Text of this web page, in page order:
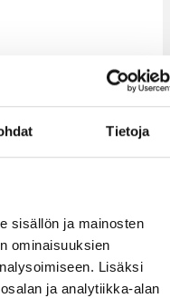
Tietoja
sisällön ja mainosten
ominaisuuksien
Lisäksi
ja analytiikka-alan